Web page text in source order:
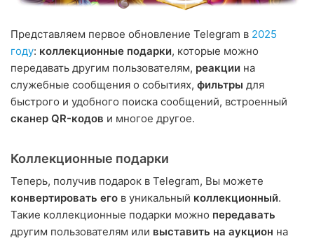
Представляем первое обновление Telegram в 2025
году: коллекционные подарки, которые можно
передавать другим пользователям, реакции на
служебные сообщения о событиях, фильтры для
быстрого и удобного поиска сообщений, встроенный
сканер QR-кодов и многое другое.
Коллекционные подарки
Теперь, получив подарок в Telegram, Вы можете
конвертировать его в уникальный коллекционный.
Такие коллекционные подарки можно передавать
другим пользователям или выставить на аукцион на